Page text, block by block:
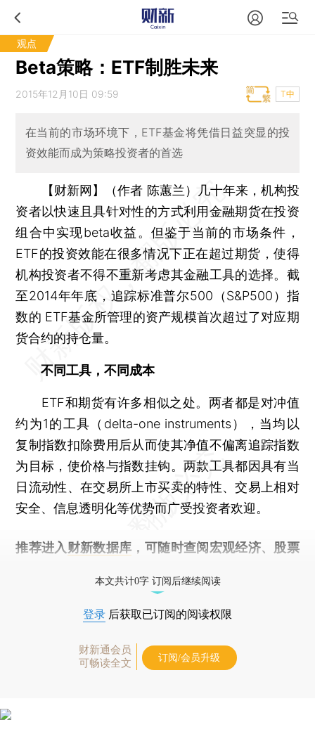
观点
Beta策略：ETF制胜未来
2015年12月10日 09:59 T中
在当前的市场环境下，ETF基金将凭借日益突显的投
资效能而成为策略投资者的首选
【财新网】（作者 陈蕙兰）
几十年来，机构投
资者以快速且具针对性的方式利用金融期货在投资
组合中实现beta收益。但鉴于当前的市场条件，
ETF的投资效能在很多情况下正在超过期货，使得
机构投资者不得不重新考虑其金融工具的选择。截
至2014年年底，追踪标准普尔500（S&P500）指
数的 ETF基金所管理的资产规模首次超过了对应期
货合约的持仓量。
不同工具，不同成本
ETF和期货有许多相似之处。两者都是对冲值
约为1的工具（delta-one instruments），当均以
复制指数扣除费用后从而使其净值不偏离追踪指数
为目标，使价格与指数挂钩。两款工具都因具有当
日流动性、在交易所上市买卖的特性、交易上相对
安全、信息透明化等优势而广受投资者欢迎。
推荐进入 财新数据库 ，可随时查阅宏观经济、股票
本文共计0字 订阅后继续阅读
登录 后获取已订阅的阅读权限
财新通会员
可畅读全文
订阅/会员升级